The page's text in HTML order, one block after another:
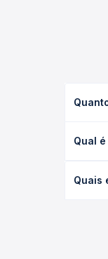
as
Qual
a
Quais